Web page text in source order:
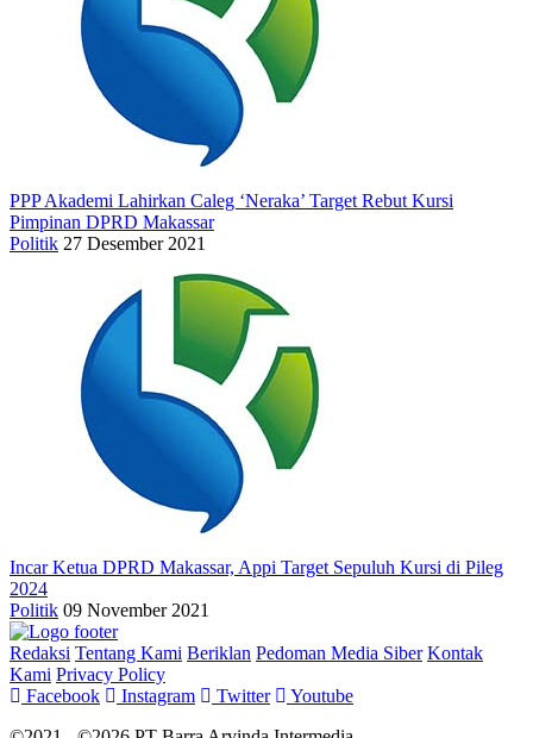
PPP Akademi Lahirkan Caleg ‘Neraka’ Target Rebut Kursi
Pimpinan DPRD Makassar
Politik 27 Desember 2021
Incar Ketua DPRD Makassar, Appi Target Sepuluh Kursi di Pileg
2024
Politik 09 November 2021
Redaksi Tentang Kami Beriklan Pedoman Media Siber Kontak
Kami Privacy Policy
Facebook
Instagram Twitter
Youtube